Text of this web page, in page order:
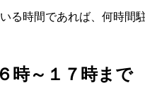
る時間であれば、何時間
時～１７時まで